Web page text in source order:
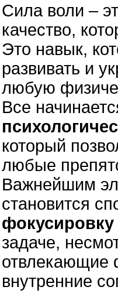
Сила воли –
качество,
Это навык,
развивать и
любую
Все
который
любые
Важнейшим
становится
фокусировку
задаче,
отвлекающие
внутренние